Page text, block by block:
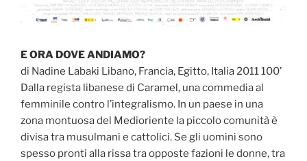
E ORA DOVE ANDIAMO?
di Nadine Labaki Libano, Francia, Egitto, Italia 2011 100’
Dalla regista libanese di Caramel, una commedia al
femminile contro l’integralismo. In un paese in una
zona montuosa del Medioriente la piccolo comunità è
divisa tra musulmani e cattolici. Se gli uomini sono
spesso pronti alla rissa tra opposte fazioni le donne, tra